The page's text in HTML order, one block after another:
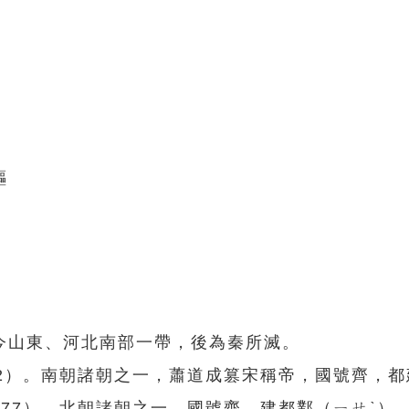
東、河北南部一帶，後為秦所滅。
。南朝諸朝之一，蕭道成篡宋稱帝，國號齊，都